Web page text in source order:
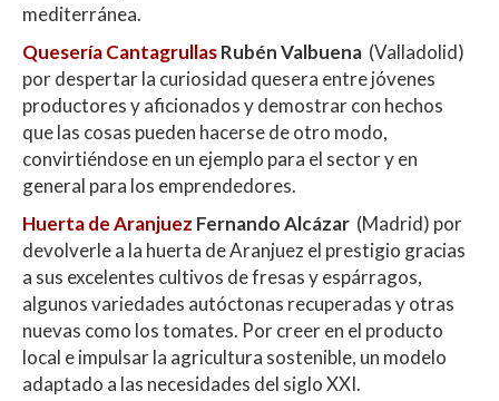
mediterránea.
Quesería CantagrullasRubén Valbuena (Valladolid)
por despertar la curiosidad quesera entre jóvenes
productores y aficionados y demostrar con hechos
que las cosas pueden hacerse de otro modo,
convirtiéndose en un ejemplo para el sector y en
general para los emprendedores.
Huerta de Aranjuez Fernando Alcázar (Madrid) por
devolverle a la huerta de Aranjuez el prestigio gracias
a sus excelentes cultivos de fresas y espárragos,
algunos variedades autóctonas recuperadas y otras
nuevas como los tomates. Por creer en el producto
local e impulsar la agricultura sostenible, un modelo
adaptado a las necesidades del siglo XXI.